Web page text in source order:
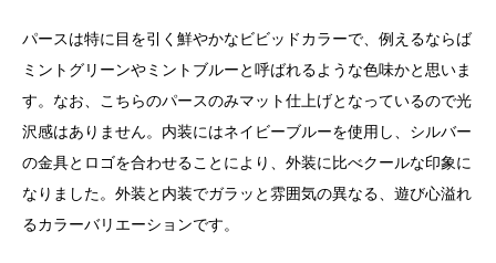
パースは特に目を引く鮮やかなビビッドカラーで、例えるならば
ミントグリーンやミントブルーと呼ばれるような色味かと思いま
す。なお、こちらのパースのみマット仕上げとなっているので光
沢感はありません。内装にはネイビーブルーを使用し、シルバー
の金具とロゴを合わせることにより、外装に比べクールな印象に
なりました。外装と内装でガラッと雰囲気の異なる、遊び心溢れ
るカラーバリエーションです。